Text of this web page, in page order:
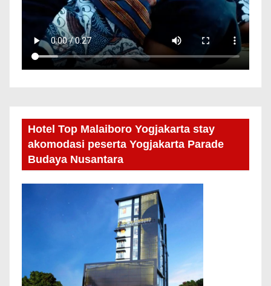
Hotel Top Malaiboro Yogjakarta stay
akomodasi peserta Yogjakarta Parade
Budaya Nusantara